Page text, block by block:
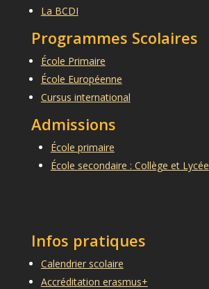
La BCDI
Programmes Scolaires
École Primaire
École Européenne
Cursus international
Admissions
École primaire
École secondaire : Collège et Lycée
Infos pratiques
Calendrier scolaire
Accréditation erasmus+